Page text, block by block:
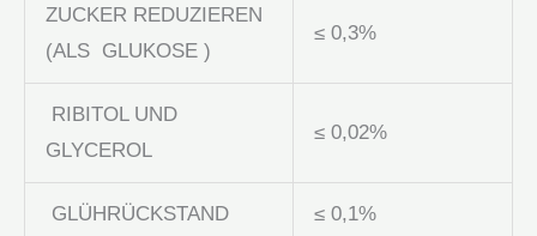
ZUCKER REDUZIEREN
(ALS GLUKOSE )
≤ 0,3%
RIBITOL UND
GLYCEROL
≤ 0,02%
GLÜHRÜCKSTAND ≤ 0,1%